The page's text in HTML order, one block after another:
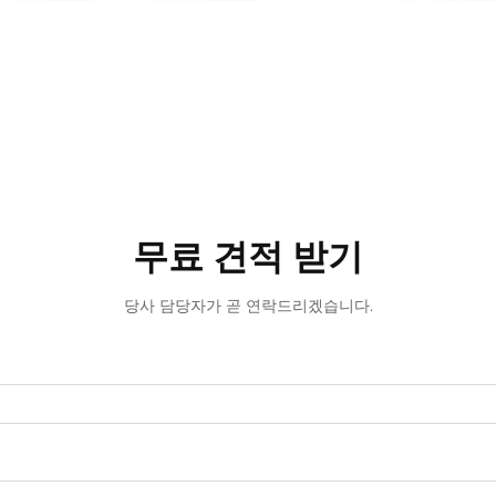
무료 견적 받기
당사 담당자가 곧 연락드리겠습니다.